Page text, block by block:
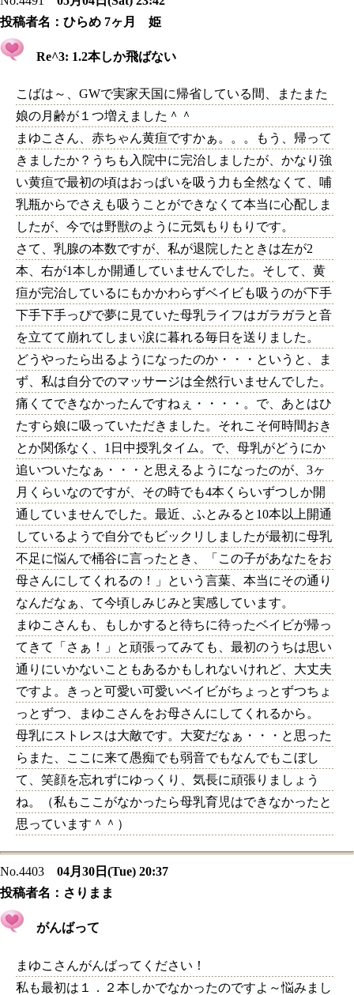
投稿者名： ひらめ 7ヶ月 姫
Re^3: 1.2本しか飛ばない
こばは～、GWで実家天国に帰省している間、またまた
娘の月齢が１つ増えました＾＾
まゆこさん、赤ちゃん黄疸ですかぁ。。。もう、帰って
きましたか？うちも入院中に完治しましたが、かなり強
い黄疸で最初の頃はおっぱいを吸う力も全然なくて、哺
乳瓶からでさえも吸うことができなくて本当に心配しま
したが、今では野獣のように元気もりもりです。
さて、乳腺の本数ですが、私が退院したときは左が2
本、右が1本しか開通していませんでした。そして、黄
疸が完治しているにもかかわらずベイビも吸うのが下手
下手下手っぴで夢に見ていた母乳ライフはガラガラと音
を立てて崩れてしまい涙に暮れる毎日を送りました。
どうやったら出るようになったのか・・・というと、ま
ず、私は自分でのマッサージは全然行いませんでした。
痛くてできなかったんですねぇ・・・・。で、あとはひ
たすら娘に吸っていただきました。それこそ何時間おき
とか関係なく、1日中授乳タイム。で、母乳がどうにか
追いついたなぁ・・・と思えるようになったのが、3ヶ
月くらいなのですが、その時でも4本くらいずつしか開
通していませんでした。最近、ふとみると10本以上開通
しているようで自分でもビックリしましたが最初に母乳
不足に悩んで桶谷に言ったとき、「この子があなたをお
母さんにしてくれるの！」という言葉、本当にその通り
なんだなぁ、て今頃しみじみと実感しています。
まゆこさんも、もしかすると待ちに待ったベイビが帰っ
てきて「さぁ！」と頑張ってみても、最初のうちは思い
通りにいかないこともあるかもしれないけれど、大丈夫
ですよ。きっと可愛い可愛いベイビがちょっとずつちょ
っとずつ、まゆこさんをお母さんにしてくれるから。
母乳にストレスは大敵です。大変だなぁ・・・と思った
らまた、ここに来て愚痴でも弱音でもなんでもこぼし
て、笑顔を忘れずにゆっくり、気長に頑張りましょう
ね。（私もここがなかったら母乳育児はできなかったと
思っています＾＾）
No.4403
04月30日(Tue) 20:37
投稿者名： さりまま
がんばって
まゆこさんがんばってください！
私も最初は１．２本しかでなかったのですよ～悩みまし